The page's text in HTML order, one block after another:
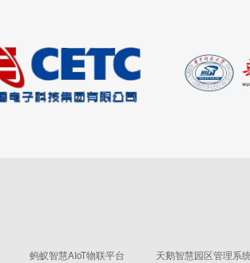
蚂蚁智慧AIoT物联平台 天鹅智慧园区管理系